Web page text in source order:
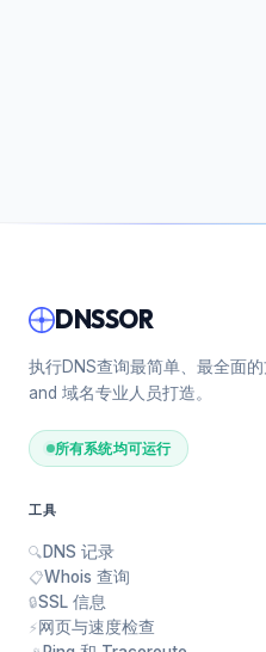
DNSSOR
执行DNS查询最简单、最全面
and 域名专业人员打造。
所有系统均可运行
工具
🔍DNS 记录
📋Whois 查询
🔒SSL 信息
⚡ 网页与速度检查